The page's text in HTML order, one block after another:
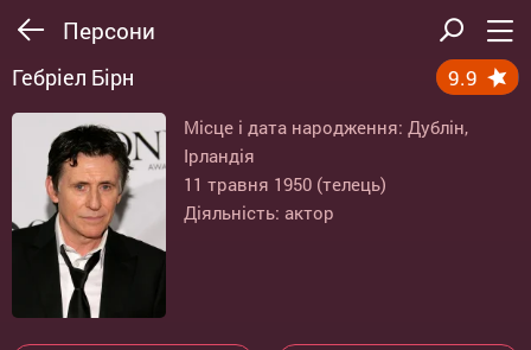
Персони
Гебріел Бірн 9.9
Місце і дата народження: Дублін,
Ірландія
11 травня 1950 (телець)
Діяльність: актор